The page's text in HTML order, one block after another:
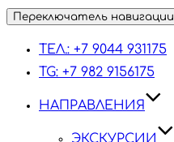
Переключатель навигации
ТЕЛ.: +7 9044 931175
TG: +7 982 9156175
НАПРАВЛЕНИЯ
ЭКСКУРСИИ